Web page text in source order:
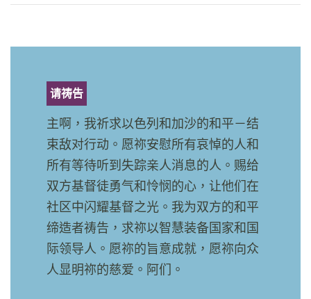
请祷告
主啊，我祈求以色列和加沙的和平－结
束敌对行动。愿祢安慰所有哀悼的人和
所有等待听到失踪亲人消息的人。赐给
双方基督徒勇气和怜悯的心，让他们在
社区中闪耀基督之光。我为双方的和平
缔造者祷告，求祢以智慧装备国家和国
际领导人。愿祢的旨意成就，愿祢向众
人显明祢的慈爱。阿们。